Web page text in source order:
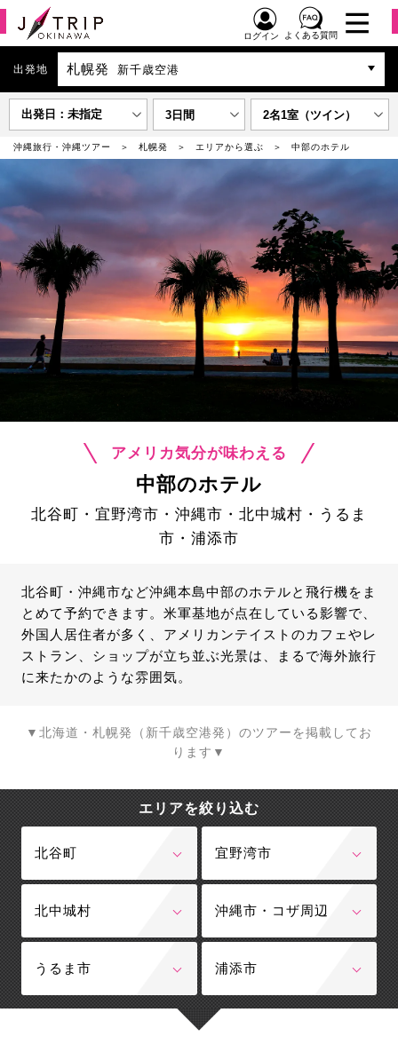
ログイン よくある質問
出発地 札幌発 新千歳空港
出発日：未指定 3日間 2名1室（ツイン）
沖縄旅行・沖縄ツアー 札幌発 エリアから選ぶ 中部のホテル
アメリカ気分が味わえる
中部のホテル
北谷町・宜野湾市・沖縄市・北中城村・うるま
市・浦添市
北谷町・沖縄市など沖縄本島中部のホテルと飛行機をま
とめて予約できます。米軍基地が点在している影響で、
外国人居住者が多く、アメリカンテイストのカフェやレ
ストラン、ショップが立ち並ぶ光景は、まるで海外旅行
に来たかのような雰囲気。
▼北海道・札幌発（新千歳空港発）のツアーを掲載してお
ります▼
エリアを絞り込む
北谷町 宜野湾市
北中城村 沖縄市・コザ周辺
うるま市 浦添市